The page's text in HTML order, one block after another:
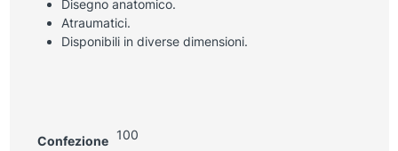
Disegno anatomico.
Atraumatici.
Disponibili in diverse dimensioni.
Confezione 100